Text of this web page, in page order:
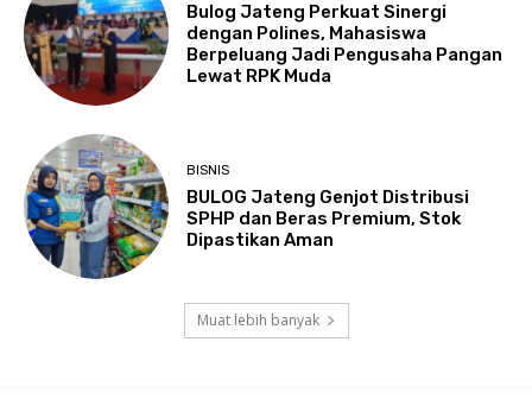
Bulog Jateng Perkuat Sinergi
dengan Polines, Mahasiswa
Berpeluang Jadi Pengusaha Pangan
Lewat RPK Muda
BISNIS
BULOG Jateng Genjot Distribusi
SPHP dan Beras Premium, Stok
Dipastikan Aman
Muat lebih banyak